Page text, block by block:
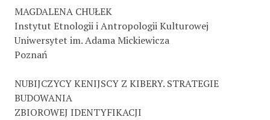
MAGDALENA CHUŁEK
Instytut Etnologii i Antropologii Kulturowej
Uniwersytet im. Adama Mickiewicza
Poznań
NUBIJCZYCY KENIJSCY Z KIBERY. STRATEGIE
BUDOWANIA
ZBIOROWEJ IDENTYFIKACJI